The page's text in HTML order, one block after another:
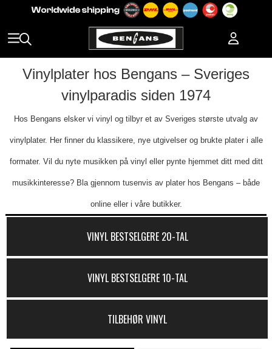
Vinylplater hos Bengans – Sveriges
vinylparadis siden 1974
Hos Bengans elsker vi vinyl og tilbyr et av Sveriges største utvalg av
vinylplater. Her finner du klassikere, nye utgivelser og brukte plater i alle
formater. Vil du nyte musikken på vinyl eller pynte hjemmet ditt med ditt
musikkinteresse? Bla gjennom tusenvis av plater hos Bengans – både
online eller i våre butikker.
VINYL BESTSELGERE 20-TAL
VINYL BESTSELGERE 10-TAL
TILBEHØR VINYL